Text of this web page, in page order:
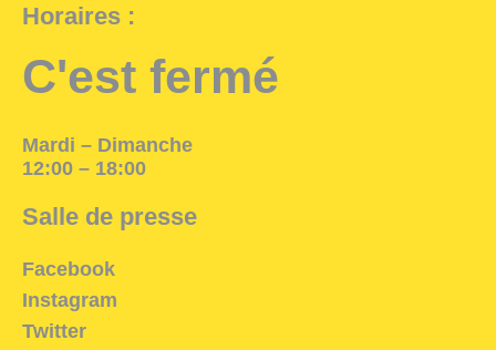
Horaires :
C'est fermé
Mardi – Dimanche
12:00 – 18:00
Salle de presse
Facebook
Instagram
Twitter